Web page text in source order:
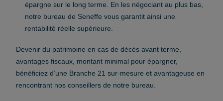
épargne sur le long terme. En les négociant au plus bas,
notre bureau de Seneffe vous garantit ainsi une
rentabilité réelle supérieure.
Devenir du patrimoine en cas de décès avant terme,
avantages fiscaux, montant minimal pour épargner,
bénéficiez d’une Branche 21 sur-mesure et avantageuse en
rencontrant nos conseillers de notre bureau.